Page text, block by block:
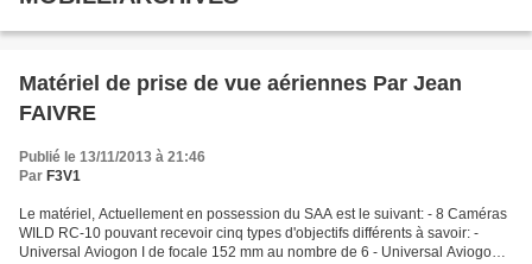
Matériel de prise de vue aériennes Par Jean
FAIVRE
Publié le 13/11/2013 à 21:46
Par F3V1
Le matériel, Actuellement en possession du SAA est le suivant: - 8 Caméras
WILD RC-10 pouvant recevoir cinq types d'objectifs différents à savoir: -
Universal Aviogon I de focale 152 mm au nombre de 6 - Universal Aviogon II